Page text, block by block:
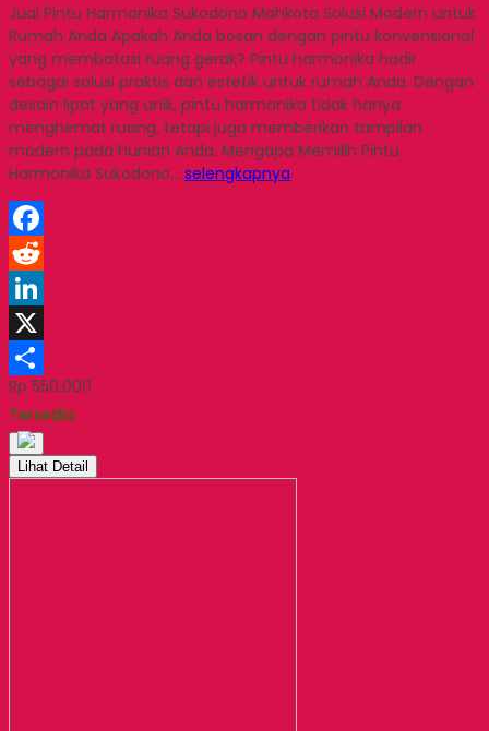
Jual Pintu Harmonika Sukodono Mahkota Solusi Modern untuk
Rumah Anda Apakah Anda bosan dengan pintu konvensional
yang membatasi ruang gerak? Pintu harmonika hadir
sebagai solusi praktis dan estetik untuk rumah Anda. Dengan
desain lipat yang unik, pintu harmonika tidak hanya
menghemat ruang, tetapi juga memberikan tampilan
modern pada hunian Anda. Mengapa Memilih Pintu
Harmonika Sukodono… selengkapnya
Facebook
Reddit
LinkedIn
X
Share
Rp 550.000
Tersedia
Lihat Detail